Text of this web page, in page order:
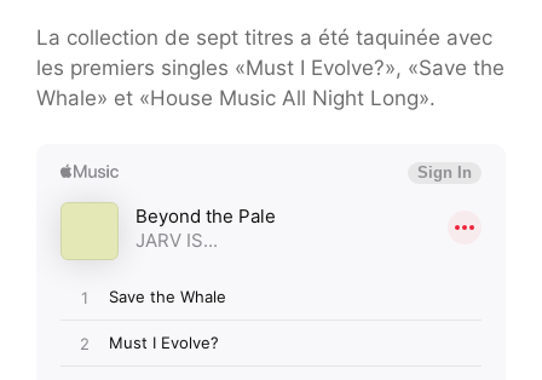
La collection de sept titres a été taquinée avec
les premiers singles «Must I Evolve?», «Save the
Whale» et «House Music All Night Long».